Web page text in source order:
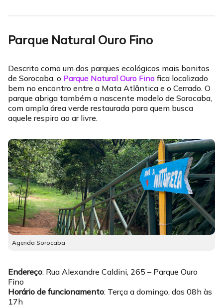
Parque Natural Ouro Fino
Descrito como um dos parques ecológicos mais bonitos
de Sorocaba, o Parque Natural Ouro Fino fica localizado
bem no encontro entre a Mata Atlântica e o Cerrado. O
parque abriga também a nascente modelo de Sorocaba,
com ampla área verde restaurada para quem busca
aquele respiro ao ar livre.
Agenda Sorocaba
Endereço: Rua Alexandre Caldini, 265 – Parque Ouro
Fino
Horário de funcionamento: Terça a domingo, das 08h às
17h